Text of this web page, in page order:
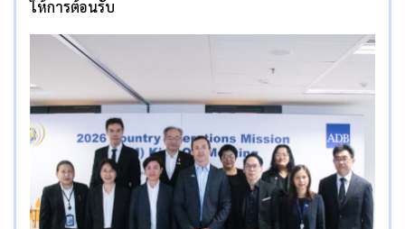
ให้การต้อนรับ